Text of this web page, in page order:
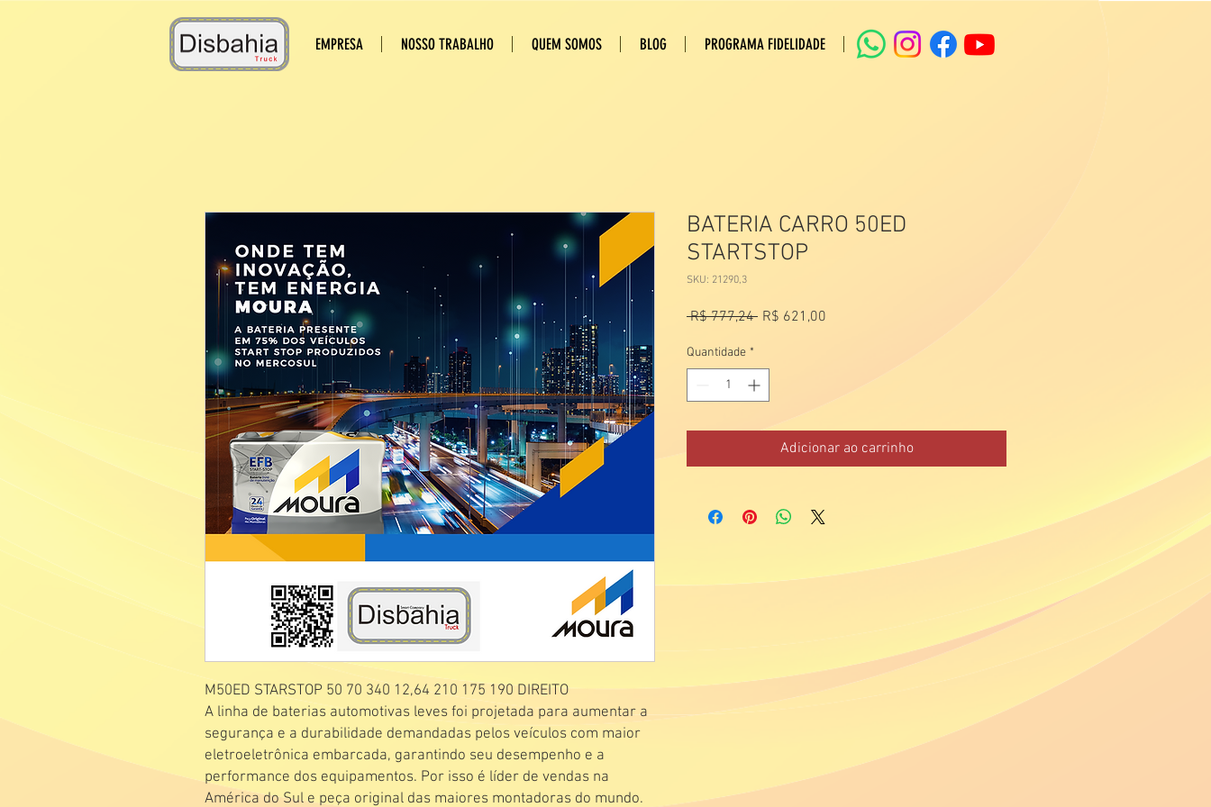
EMPRESA NOSSO TRABALHO QUEM SOMOS BLOG PROGRAMA FIDELIDADE
M50ED STARSTOP 50 70 340 12,64 210 175 190 DIREITO
A linha de baterias automotivas leves foi projetada para aumentar a
segurança e a durabilidade demandadas pelos veículos com maior
eletroeletrônica embarcada, garantindo seu desempenho e a
performance dos equipamentos. Por isso é líder de vendas na
América do Sul e peça original das maiores montadoras do mundo.
BATERIA CARRO 50ED
STARTSTOP
SKU: 21290,3
R$ 777,24 Preço
R$ 621,00
Quantidade *
Adicionar ao carrinho